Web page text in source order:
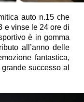
auto n.15 che
e vinse le 24 ore di
è in gomma
all’anno delle
fantastica,
successo al